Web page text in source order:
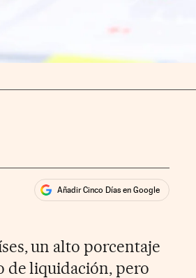
Añadir Cinco Días en Google
un alto porcentaje
de liquidación, pero